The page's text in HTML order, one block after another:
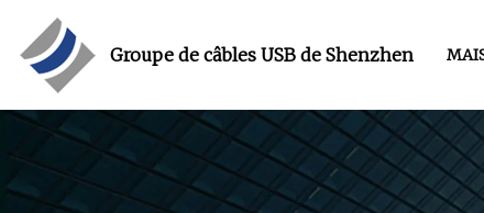
Groupe de câbles USB de Shenzhen